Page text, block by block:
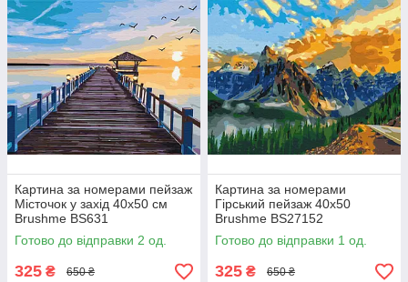
Картина за номерами пейзаж
Місточок у захід 40х50 см
Brushme BS631
Готово до відправки 2 од.
325 ₴ 650 ₴
Картина за номерами
Гірський пейзаж 40x50
Brushme BS27152
Готово до відправки 1 од.
325 ₴ 650 ₴